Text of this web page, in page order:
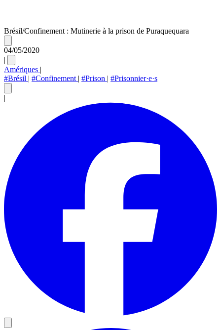
Brésil/Confinement : Mutinerie à la prison de Puraquequara
04/05/2020
|
Amériques |
#Brésil | #Confinement | #Prison | #Prisonnier·e·s
|